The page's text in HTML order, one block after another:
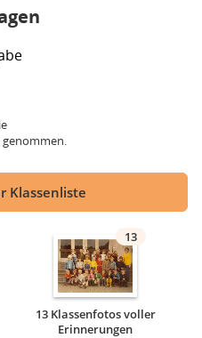
Klassenliste
13
13 Klassenfotos voller
Erinnerungen